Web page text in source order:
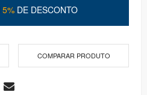
5% DE DESCONTO
COMPARAR PRODUTO